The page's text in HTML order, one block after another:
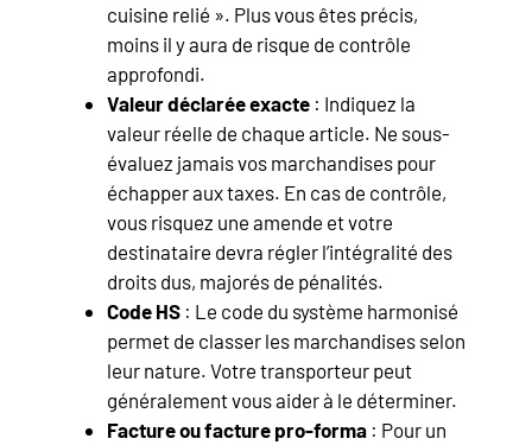
cuisine relié ». Plus vous êtes précis,
moins il y aura de risque de contrôle
approfondi.
Valeur déclarée exacte : Indiquez la
valeur réelle de chaque article. Ne sous-
évaluez jamais vos marchandises pour
échapper aux taxes. En cas de contrôle,
vous risquez une amende et votre
destinataire devra régler l’intégralité des
droits dus, majorés de pénalités.
Code HS : Le code du système harmonisé
permet de classer les marchandises selon
leur nature. Votre transporteur peut
généralement vous aider à le déterminer.
Facture ou facture pro-forma : Pour un